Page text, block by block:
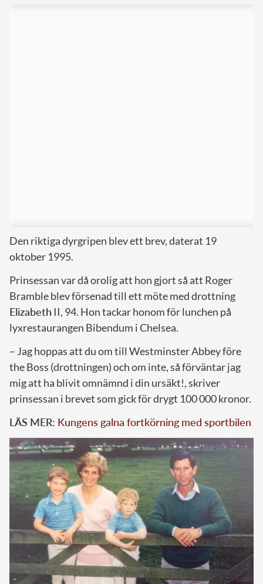
Den riktiga dyrgripen blev ett brev, daterat 19
oktober 1995.
Prinsessan var då orolig att hon gjort så att Roger
Bramble blev försenad till ett möte med drottning
Elizabeth II, 94. Hon tackar honom för lunchen på
lyxrestaurangen Bibendum i Chelsea.
– Jag hoppas att du om till Westminster Abbey före
the Boss (drottningen) och om inte, så förväntar jag
mig att ha blivit omnämnd i din ursäkt!, skriver
prinsessan i brevet som gick för drygt 100 000 kronor.
LÄS MER: Kungens galna fortkörning med sportbilen